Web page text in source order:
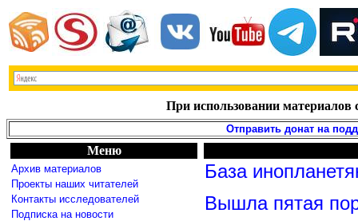
При использовании материалов
Отправить донат на
Меню
Архив материалов
Проекты наших читателей
Контакты исследователей
Подписка на новости
База
Вышла пятая